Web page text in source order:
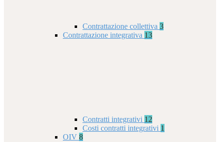
Contrattazione collettiva 3
Contrattazione integrativa 13
Contratti integrativi 12
Costi contratti integrativi 1
OIV 8